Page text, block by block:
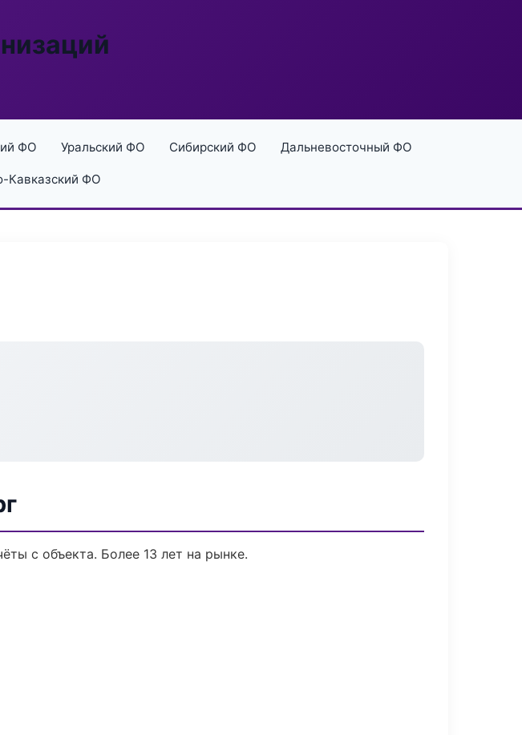
ФО Уральский ФО Сибирский ФО Дальневосточный ФО
Кавказский ФО
с объекта. Более 13 лет на рынке.